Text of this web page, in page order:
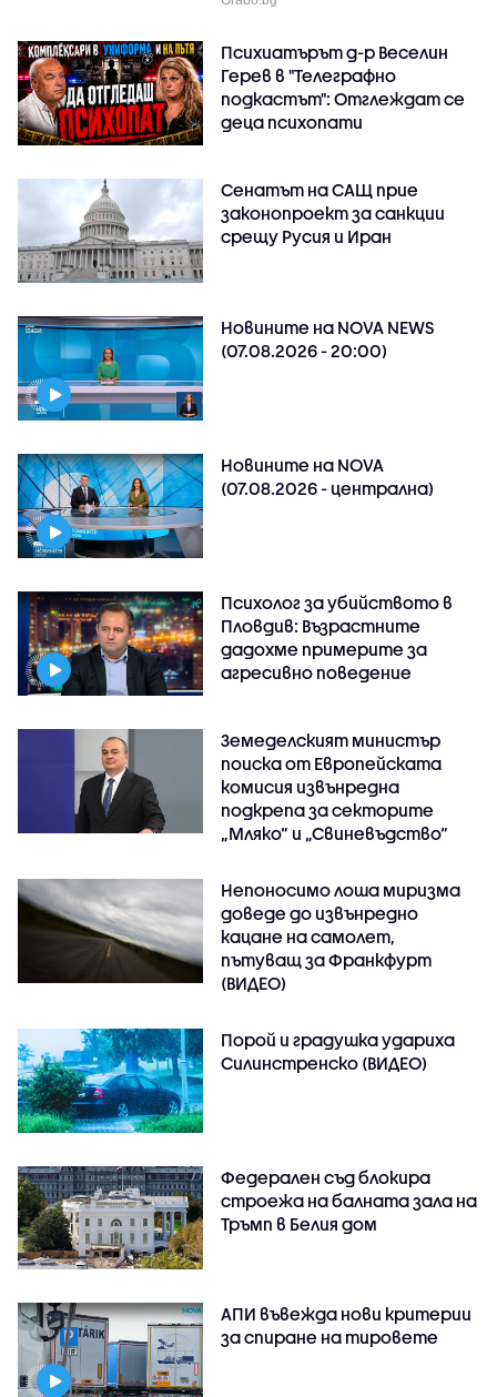
Психиатърът д-р Веселин
Герев в "Телеграфно
подкастът": Отглеждат се
деца психопати
Сенатът на САЩ прие
законопроект за санкции
срещу Русия и Иран
Новините на NOVA NEWS
(07.08.2026 - 20:00)
Новините на NOVA
(07.08.2026 - централна)
Психолог за убийството в
Пловдив: Възрастните
дадохме примерите за
агресивно поведение
Земеделският министър
поиска от Европейската
комисия извънредна
подкрепа за секторите
„Мляко“ и „Свиневъдство“
Непоносимо лоша миризма
доведе до извънредно
кацане на самолет,
пътуващ за Франкфурт
(ВИДЕО)
Порой и градушка удариха
Силинстренско (ВИДЕО)
Федерален съд блокира
строежа на балната зала на
Тръмп в Белия дом
АПИ въвежда нови критерии
за спиране на тировете